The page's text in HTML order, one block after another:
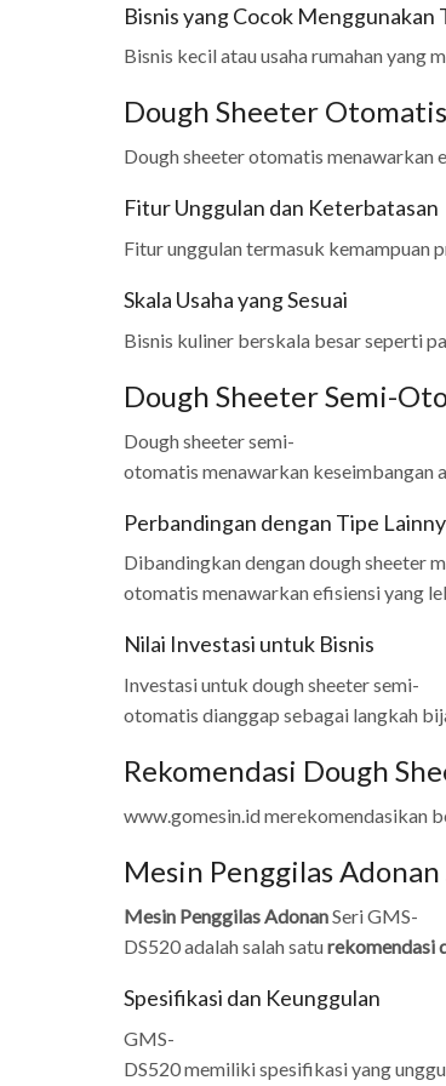
Bisnis yang Cocok Menggunakan
Bisnis kecil atau usaha rumahan yang
Dough Sheeter Otomatis
Dough sheeter otomatis menawarkan
Fitur Unggulan dan Keterbatasan
Fitur unggulan termasuk kemampuan
Skala Usaha yang Sesuai
Bisnis kuliner berskala besar seperti
Dough Sheeter Semi-
Dough sheeter semi-
otomatis menawarkan keseimbangan
Perbandingan dengan Tipe
Dibandingkan dengan dough sheeter
otomatis menawarkan efisiensi yang
Nilai Investasi untuk Bisnis
Investasi untuk dough sheeter semi-
otomatis dianggap sebagai langkah
Rekomendasi Dough
www.gomesin.id merekomendasikan
Mesin Penggilas
Mesin Penggilas AdonanSeri GMS-
DS520 adalah salah saturekomendasi
Spesifikasi dan Keunggulan
GMS-
DS520 memiliki spesifikasi yang